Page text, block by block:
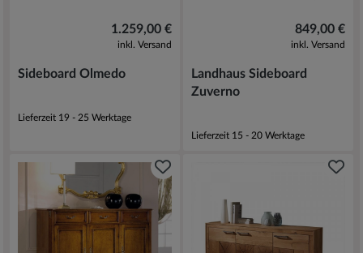
1.259,00 €
inkl. Versand
Sideboard Olmedo
Lieferzeit 19 - 25 Werktage
849,00 €
inkl. Versand
Landhaus Sideboard
Zuverno
Lieferzeit 15 - 20 Werktage